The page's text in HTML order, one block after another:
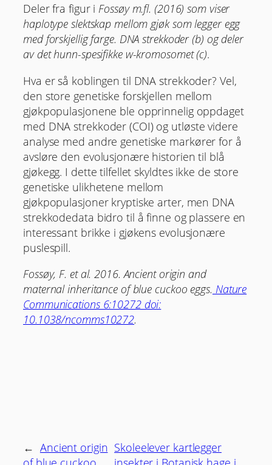
Deler fra figur i Fossøy m.fl. (2016) som viser
haplotype slektskap mellom gjøk som legger egg
med forskjellig farge. DNA strekkoder (b) og deler
av det hunn-spesifikke w-kromosomet (c).
Hva er så koblingen til DNA strekkoder? Vel,
den store genetiske forskjellen mellom
gjøkpopulasjonene ble opprinnelig oppdaget
med DNA strekkoder (COI) og utløste videre
analyse med andre genetiske markører for å
avsløre den evolusjonære historien til blå
gjøkegg. I dette tilfellet skyldtes ikke de store
genetiske ulikhetene mellom
gjøkpopulasjoner kryptiske arter, men DNA
strekkodedata bidro til å finne og plassere en
interessant brikke i gjøkens evolusjonære
puslespill.
Fossøy, F. et al. 2016. Ancient origin and
maternal inheritance of blue cuckoo eggs. Nature
Communications 6:10272 doi:
10.1038/ncomms10272.
← Ancient origin Skoleelever kartlegger